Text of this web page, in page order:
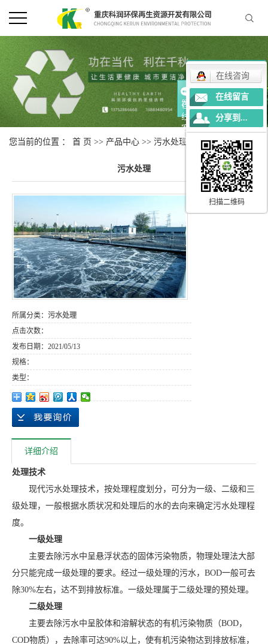
您当前的位置 ： 首 页 >> 产品中心 >> 污水处理
污水处理
所属分类： 污水处理
点击次数：
发布日期： 2021/05/13
规格：
类型：
详细介绍
处理技术
现代污水处理技术，按处理程度划分，可分为一级、二级和三
级处理，一般根据水质状况和处理后的水的去向来确定污水处理程
度。
一级处理
主要去除污水中呈悬浮状态的固体污染物质，物理处理法大部
分只能完成一级处理的要求。经过一级处理的污水，BOD一般可去
除30%左右，达不到排放标准。一级处理属于二级处理的预处理。
二级处理
主要去除污水中呈胶体和溶解状态的有机污染物质（BOD，
COD物质），去除率可达90%以上，使有机污染物达到排放标准，
在
线
客
服
在线咨询
在线留言
分享到...
扫描二维码